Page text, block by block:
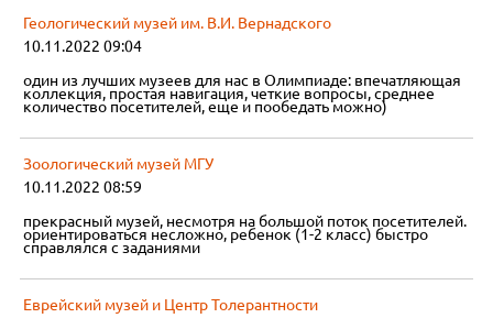
Геологический музей им. В.И. Вернадского
10.11.2022 09:04
один из лучших музеев для нас в Олимпиаде: впечатляющая
коллекция, простая навигация, четкие вопросы, среднее
количество посетителей, еще и пообедать можно)
Зоологический музей МГУ
10.11.2022 08:59
прекрасный музей, несмотря на большой поток посетителей.
ориентироваться несложно, ребенок (1-2 класс) быстро
справлялся с заданиями
Еврейский музей и Центр Толерантности